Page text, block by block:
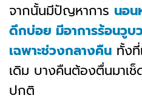
จากนั้นมีปัญหาการ นอน
ดึกบ่อย มีอาการร้อนวูบ
เฉพาะช่วงกลางคืน ทั้ง
เดิม บางคืนต้องตื่นมาเ
ปกติ